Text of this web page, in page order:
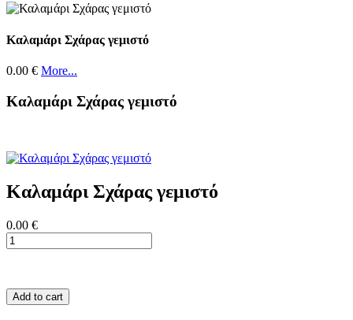
Καλαμάρι Σχάρας γεμιστό
0.00 € More...
Καλαμάρι Σχάρας γεμιστό
Καλαμάρι Σχάρας γεμιστό
0.00 €
Add to cart